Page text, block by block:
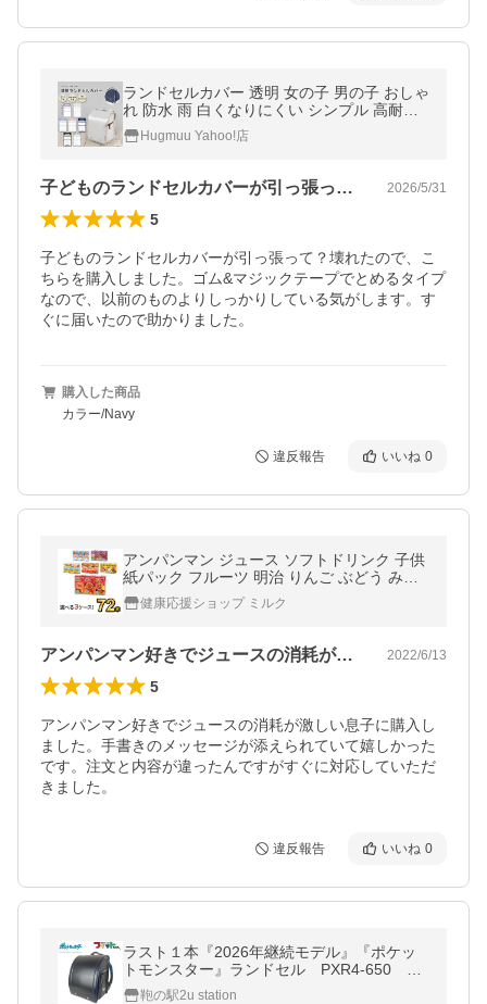
ランドセルカバー 透明 女の子 男の子 おしゃ
れ 防水 雨 白くなりにくい シンプル 高耐久
傷つきにくい 大きめ 外れない 固定 高学年
保護 無地 hugmuu
Hugmuu Yahoo!店
子どものランドセルカバーが引っ張って？… 2026/5/31
5
子どものランドセルカバーが引っ張って？壊れたので、こ
ちらを購入しました。ゴム&マジックテープでとめるタイプ
なので、以前のものよりしっかりしている気がします。す
ぐに届いたので助かりました。
購入した商品
カラー/Navy
違反報告 いいね 0
アンパンマン ジュース ソフトドリンク 子供
紙パック フルーツ 明治 りんご ぶどう みか
ん 健康 72本 (24本×3) 125ml 6種類から 選
べる 3味
健康応援ショップ ミルク
アンパンマン好きでジュースの消耗が激し… 2022/6/13
5
アンパンマン好きでジュースの消耗が激しい息子に購入し
ました。手書きのメッセージが添えられていて嬉しかった
です。注文と内容が違ったんですがすぐに対応していただ
きました。
違反報告 いいね 0
ラスト１本『2026年継続モデル』『ポケッ
トモンスター』ランドセル PXR4-650 ク
ラリーノ 日本製
鞄の駅2u station